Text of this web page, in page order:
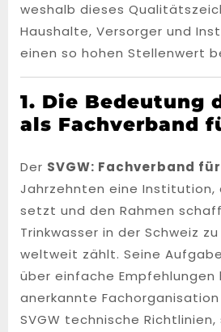
weshalb dieses
Haushalte, Versorger und
einen so hohen Stellenwert
1. Die Bedeutung
als Fachverband
Der SVGW: Fachverband
Jahrzehnten eine Institution,
setzt und den Rahmen
Trinkwasser in der Schweiz
weltweit zählt. Seine
über einfache Empfehlungen
anerkannte
SVGW technische